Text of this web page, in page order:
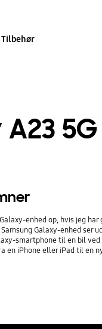
Tilbehør
5G
enhed op, hvis jeg
Samsung Galaxy-enhed
smartphone til en bil
en iPhone eller iPad til en